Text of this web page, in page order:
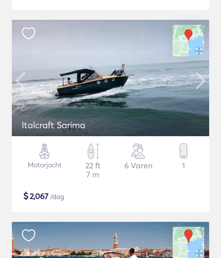
Italcraft Sarima
Motorjacht
22 ft
7 m
6 Varen 1
$2,067 /dag